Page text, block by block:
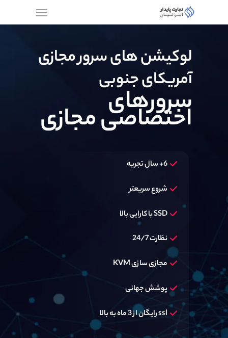
لوکیشن های سرور مجازی
آمریکای جنوبی
سرورهای
اختصاصی مجازی
6+ سال تجربه
شروع سریعتر
SSD با کارایی بالا
نظارت 24/7
مجازی سازی KVM
پوشش جهانی
ssl رایگان از 3 ماه به بالا